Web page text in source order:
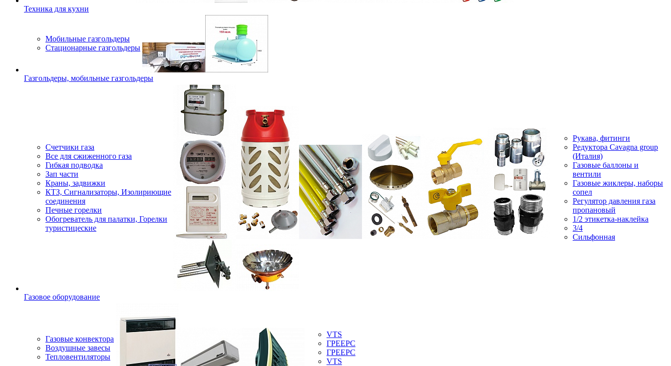
Техника для кухни
Мобильные газгольдеры
Стационарные газгольдеры
Газгольдеры, мобильные газгольдеры
Счетчики газа
Все для сжиженного газа
Гибкая подводка
Зап части
Краны, задвижки
КТЗ, Сигнализаторы, Изолириющие
соединения
Печные горелки
Обогреватель для палатки, Горелки
туристицеские
Рукава, фитинги
Редуктора Cavagna group
(Италия)
Газовые баллоны и
вентили
Газовые жиклеры, наборы
сопел
Регулятор давления газа
пропановый
1/2 этикетка-наклейка
3/4
Сильфонная
Газовое оборудование
Газовые конвектора
Воздушные завесы
Тепловентиляторы
VTS
ГРЕЕРС
ГРЕЕРС
VTS